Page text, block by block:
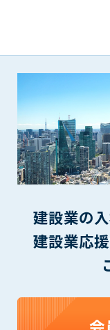
建設業の
建設業応
する場合を除き、
(1) 会員が、自己
(2) 個々の会員を特
者に提供する場合
(3) 第三者および管
に必要であると
(4) 法令等により開
管理者は、会員が
恐れのあるものは
1. 管理者は、会員
等（プログラム
を保証もしない
いものとします。
2. 会員は、自己の